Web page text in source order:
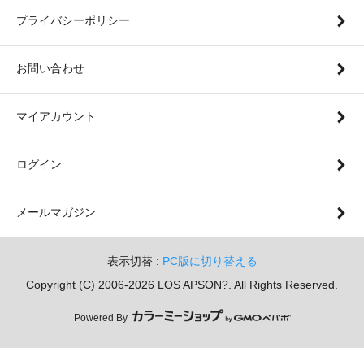
プライバシーポリシー
お問い合わせ
マイアカウント
ログイン
メールマガジン
表示切替 : PC版に切り替える
Copyright (C) 2006-2026 LOS APSON?. All Rights Reserved.
Powered By